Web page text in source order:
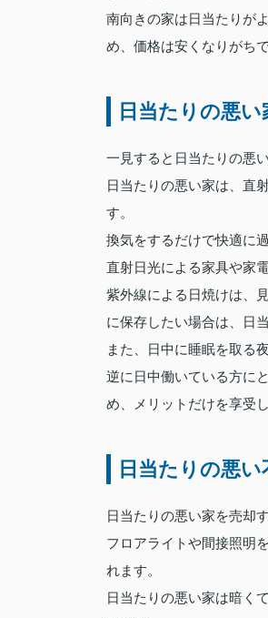
南向きの家は日当たりが
め、価格は安くなりがちで
日当たりの悪
一見すると日当たりの悪
日当たりの悪い家は、直
す。
換気をするだけで快適に
直射日光による家具や家
紫外線による日焼けは、
に保存したい場合は、日
また、日中に睡眠を取る
逆に日中働いている方に
め、メリットだけを享受
日当たりの悪
日当たりの悪い家を売却
フロアライトや間接照明
れます。
日当たりの悪い家は暗く